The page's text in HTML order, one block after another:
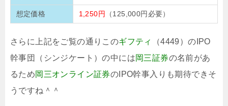
想定価格 1,250円 （125,000円必要）
さらに上記をご覧の通りこのギフティ
（4449）のIPO
幹事団（シンジケート）の中には岡三証券の名前があ
るため岡三オンライン証券のIPO幹事入りも期待できそ
うですね＾＾